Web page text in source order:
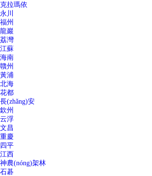
克拉瑪依
永川
福州
龍巖
荔灣
江蘇
海南
贛州
黃浦
北海
花都
長(zhǎng)安
欽州
云浮
文昌
重慶
四平
江西
神農(nóng)架林
石碁